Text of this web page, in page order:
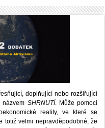
doplňující nebo rozšiřující
názvem SHRNUTÍ. Může pomoci
reality, ve které se
totiž velmi nepravděpodobné, že